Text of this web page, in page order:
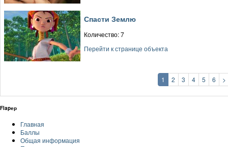
Спасти Землю
Количество: 7
Перейти к странице объекта
1 2 3 4 5 6 >
Flapер
Главная
Баллы
Общая информация